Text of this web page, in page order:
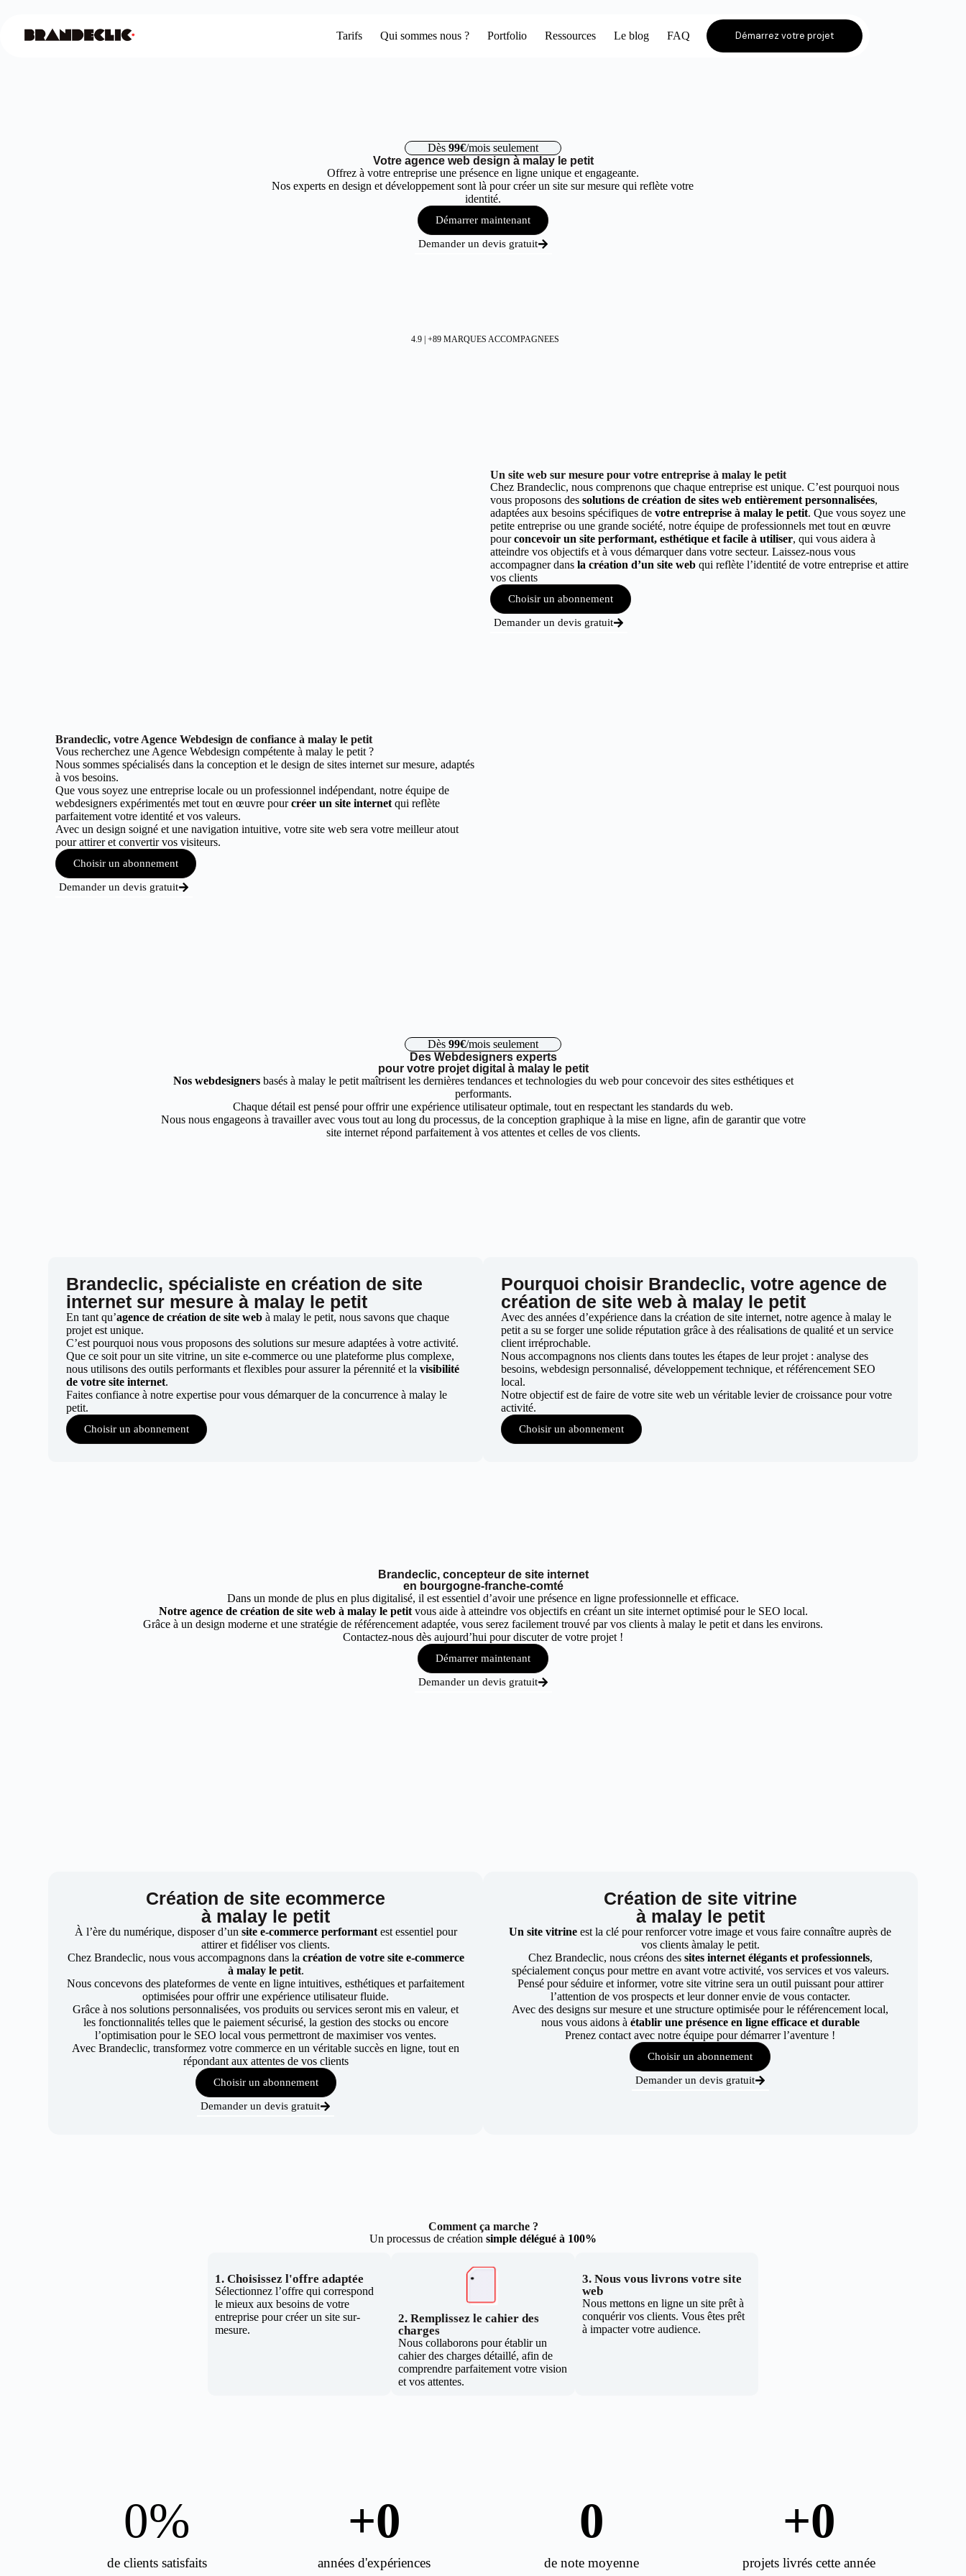
Tarifs Qui sommes nous ? Portfolio Ressources Le blog FAQ Démarrez votre projet
Dès 99€/mois seulement
Votre agence web design à malay le petit
Offrez à votre entreprise une présence en ligne unique et engageante.
Nos experts en design et développement sont là pour créer un site sur mesure qui reflète votre
identité.
Démarrer maintenant
Demander un devis gratuit
4.9 | +89 MARQUES ACCOMPAGNEES
Un site web sur mesure pour votre entreprise à malay le petit
Chez Brandeclic, nous comprenons que chaque entreprise est unique. C’est pourquoi nous
vous proposons des solutions de création de sites web entièrement personnalisées,
adaptées aux besoins spécifiques de votre entreprise à malay le petit. Que vous soyez une
petite entreprise ou une grande société, notre équipe de professionnels met tout en œuvre
pourconcevoir un site performant, esthétique et facile à utiliser, qui vous aidera à
atteindre vos objectifs et à vous démarquer dans votre secteur. Laissez-nous vous
accompagner dans la création d’un site web qui reflète l’identité de votre entreprise et attire
vos clients
Choisir un abonnement
Demander un devis gratuit
Brandeclic, votre Agence Webdesign de confiance à malay le petit
Vous recherchez une Agence Webdesign compétente à malay le petit ?
Nous sommes spécialisés dans la conception et le design de sites internet sur mesure, adaptés
à vos besoins.
Que vous soyez une entreprise locale ou un professionnel indépendant, notre équipe de
webdesigners expérimentés met tout en œuvre pourcréer un site internetqui reflète
parfaitement votre identité et vos valeurs.
Avec un design soigné et une navigation intuitive, votre site web sera votre meilleur atout
pour attirer et convertir vos visiteurs.
Choisir un abonnement
Demander un devis gratuit
Dès 99€/mois seulement
Des Webdesigners experts
pour votre projet digital à malay le petit
Nos webdesignersbasés à malay le petit maîtrisent les dernières tendances et technologies du web pour concevoir des sites esthétiques et
performants.
Chaque détail est pensé pour offrir une expérience utilisateur optimale, tout en respectant les standards du web.
Nous nous engageons à travailler avec vous tout au long du processus, de la conception graphique à la mise en ligne, afin de garantir que votre
site internet répond parfaitement à vos attentes et celles de vos clients.
Brandeclic, spécialiste en création de site
internet sur mesure à malay le petit
En tant qu’agence de création de site web à malay le petit, nous savons que chaque
projet est unique.
C’est pourquoi nous vous proposons des solutions sur mesure adaptées à votre activité.
Que ce soit pour un site vitrine, un site e-commerce ou une plateforme plus complexe,
nous utilisons des outils performants et flexibles pour assurer la pérennité et lavisibilité
de votre site internet.
Faites confiance à notre expertise pour vous démarquer de la concurrence à malay le
petit.
Choisir un abonnement
Pourquoi choisir Brandeclic, votre agence de
création de site web à malay le petit
Avec des années d’expérience dans la création de site internet, notre agence à malay le
petit a su se forger une solide réputation grâce à des réalisations de qualité et un service
client irréprochable.
Nous accompagnons nos clients dans toutes les étapes de leur projet : analyse des
besoins, webdesign personnalisé, développement technique, et référencement SEO
local.
Notre objectif est de faire de votre site web un véritable levier de croissance pour votre
activité.
Choisir un abonnement
Brandeclic, concepteur de site internet
en bourgogne-franche-comté
Dans un monde de plus en plus digitalisé, il est essentiel d’avoir une présence en ligne professionnelle et efficace.
Notre agence de création de site web à malay le petitvous aide à atteindre vos objectifs en créant un site internet optimisé pour le SEO local.
Grâce à un design moderne et une stratégie de référencement adaptée, vous serez facilement trouvé par vos clients à malay le petit et dans les environs.
Contactez-nous dès aujourd’hui pour discuter de votre projet !
Démarrer maintenant
Demander un devis gratuit
Création de site ecommerce
à malay le petit
À l’ère du numérique, disposer d’un site e-commerce performant est essentiel pour
attirer et fidéliser vos clients.
Chez Brandeclic, nous vous accompagnons dans la création de votre site e-commerce
à malay le petit.
Nous concevons des plateformes de vente en ligne intuitives, esthétiques et parfaitement
optimisées pour offrir une expérience utilisateur fluide.
Grâce à nos solutions personnalisées, vos produits ou services seront mis en valeur, et
les fonctionnalités telles que le paiement sécurisé, la gestion des stocks ou encore
l’optimisation pour le SEO local vous permettront de maximiser vos ventes.
Avec Brandeclic, transformez votre commerce en un véritable succès en ligne, tout en
répondant aux attentes de vos clients
Choisir un abonnement
Demander un devis gratuit
Création de site vitrine
à malay le petit
Un site vitrine est la clé pour renforcer votre image et vous faire connaître auprès de
vos clients àmalay le petit.
Chez Brandeclic, nous créons dessites internet élégants et professionnels,
spécialement conçus pour mettre en avant votre activité, vos services et vos valeurs.
Pensé pour séduire et informer, votre site vitrine sera un outil puissant pour attirer
l’attention de vos prospects et leur donner envie de vous contacter.
Avec des designs sur mesure et une structure optimisée pour le référencement local,
nous vous aidons à établir une présence en ligne efficace et durable
Prenez contact avec notre équipe pour démarrer l’aventure !
Choisir un abonnement
Demander un devis gratuit
Comment ça marche ?
Un processus de création simple délégué à 100%
1. Choisissez l'offre adaptée
Sélectionnez l’offre qui correspond
le mieux aux besoins de votre
entreprise pour créer un site sur-
mesure.
2. Remplissez le cahier des
charges
Nous collaborons pour établir un
cahier des charges détaillé, afin de
comprendre parfaitement votre vision
et vos attentes.
3. Nous vous livrons votre site
web
Nous mettons en ligne un site prêt à
conquérir vos clients. Vous êtes prêt
à impacter votre audience.
de clients satisfaits
0%
années d'expériences
+0
de note moyenne
0
projets livrés cette année
+0